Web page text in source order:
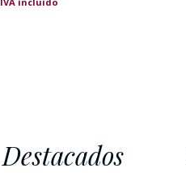
Destacados